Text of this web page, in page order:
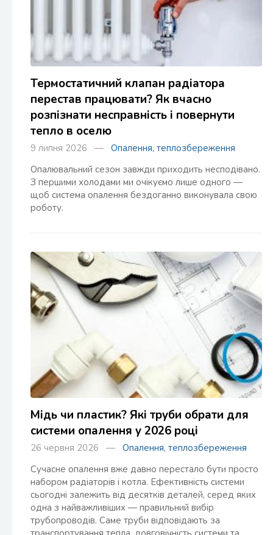
Термостатичний клапан радіатора
перестав працювати? Як вчасно
розпізнати несправність і повернути
тепло в оселю
9 липня 2026 — Опалення, теплозбереження
Опалювальний сезон завжди приходить несподівано.
З першими холодами ми очікуємо лише одного —
щоб система опалення бездоганно виконувала свою
роботу.
Мідь чи пластик? Які труби обрати для
системи опалення у 2026 році
26 червня 2026 — Опалення, теплозбереження
Сучасне опалення вже давно перестало бути просто
набором радіаторів і котла. Ефективність системи
сьогодні залежить від десятків деталей, серед яких
одна з найважливіших — правильний вибір
трубопроводів. Саме труби відповідають за